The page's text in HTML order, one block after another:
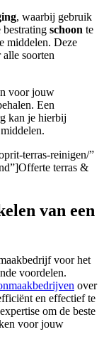
, waarbij gebruik
bestrating schoon te
middelen. Deze
soorten
voor jouw
Een
kan je hierbij
terras-reinigen/”
terras &
van een
voor het
voordelen.
over
en effectief te
om de beste
voor jouw